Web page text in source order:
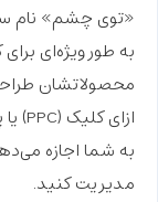
«توی چشم» نام
به طور ویژه‌ای
محصولاتشان
به شما اجازه
مدیریت کنید.